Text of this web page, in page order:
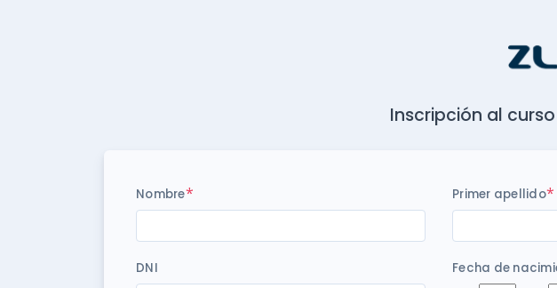
Inscripción al
Nombre* Primer apellido*
DNI Fecha de